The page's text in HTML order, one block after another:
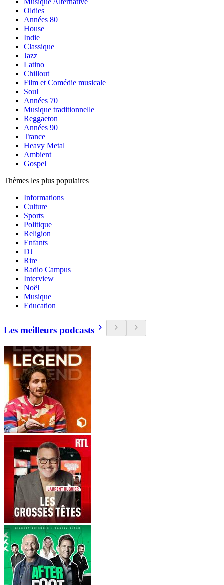
Musique Alternative
Oldies
Années 80
House
Indie
Classique
Jazz
Latino
Chillout
Film et Comédie musicale
Soul
Années 70
Musique traditionnelle
Reggaeton
Années 90
Trance
Heavy Metal
Ambient
Gospel
Thèmes les plus populaires
Informations
Culture
Sports
Politique
Religion
Enfants
DJ
Rire
Radio Campus
Interview
Noël
Musique
Education
Les meilleurs podcasts